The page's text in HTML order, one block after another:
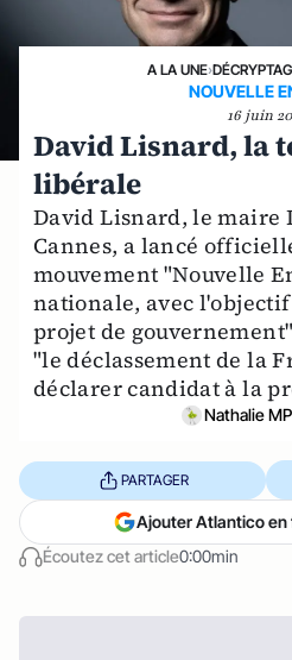
A LA UNE›
NOUVELLE
16 juin
David Lisnard, la
libérale
David Lisnard, le maire
Cannes, a lancé
mouvement "Nouvelle
nationale, avec
projet de
"le déclassement de la
déclarer candidat à la
Nathalie
Écoutez cet article0:00min
PARTAGER
Ajouter Atlantico en